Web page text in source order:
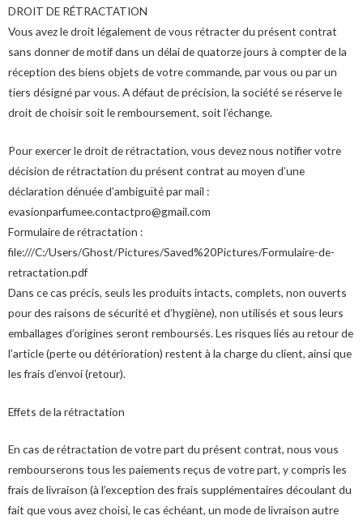
DROIT DE RÉTRACTATION
Vous avez le droit légalement de vous rétracter du présent contrat
sans donner de motif dans un délai de quatorze jours à compter de la
réception des biens objets de votre commande, par vous ou par un
tiers désigné par vous. A défaut de précision, la société se réserve le
droit de choisir soit le remboursement, soit l’échange.
Pour exercer le droit de rétractation, vous devez nous notifier votre
décision de rétractation du présent contrat au moyen d’une
déclaration dénuée d’ambiguïté par mail :
evasionparfumee.contactpro@gmail.com
Formulaire de rétractation :
file:///C:/Users/Ghost/Pictures/Saved%20Pictures/Formulaire-de-
retractation.pdf
Dans ce cas précis, seuls les produits intacts, complets, non ouverts
pour des raisons de sécurité et d’hygiène), non utilisés et sous leurs
emballages d’origines seront remboursés. Les risques liés au retour de
l’article (perte ou détérioration) restent à la charge du client, ainsi que
les frais d’envoi (retour).
Effets de la rétractation
En cas de rétractation de votre part du présent contrat, nous vous
rembourserons tous les paiements reçus de votre part, y compris les
frais de livraison (à l’exception des frais supplémentaires découlant du
fait que vous avez choisi, le cas échéant, un mode de livraison autre